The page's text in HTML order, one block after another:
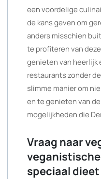
een voordelige
de kans geven om
anders misschien
te profiteren van
genieten van heerlijk
restaurants zonder
slimme manier om
en te genieten van
mogelijkheden die
Vraag naar
speciaal